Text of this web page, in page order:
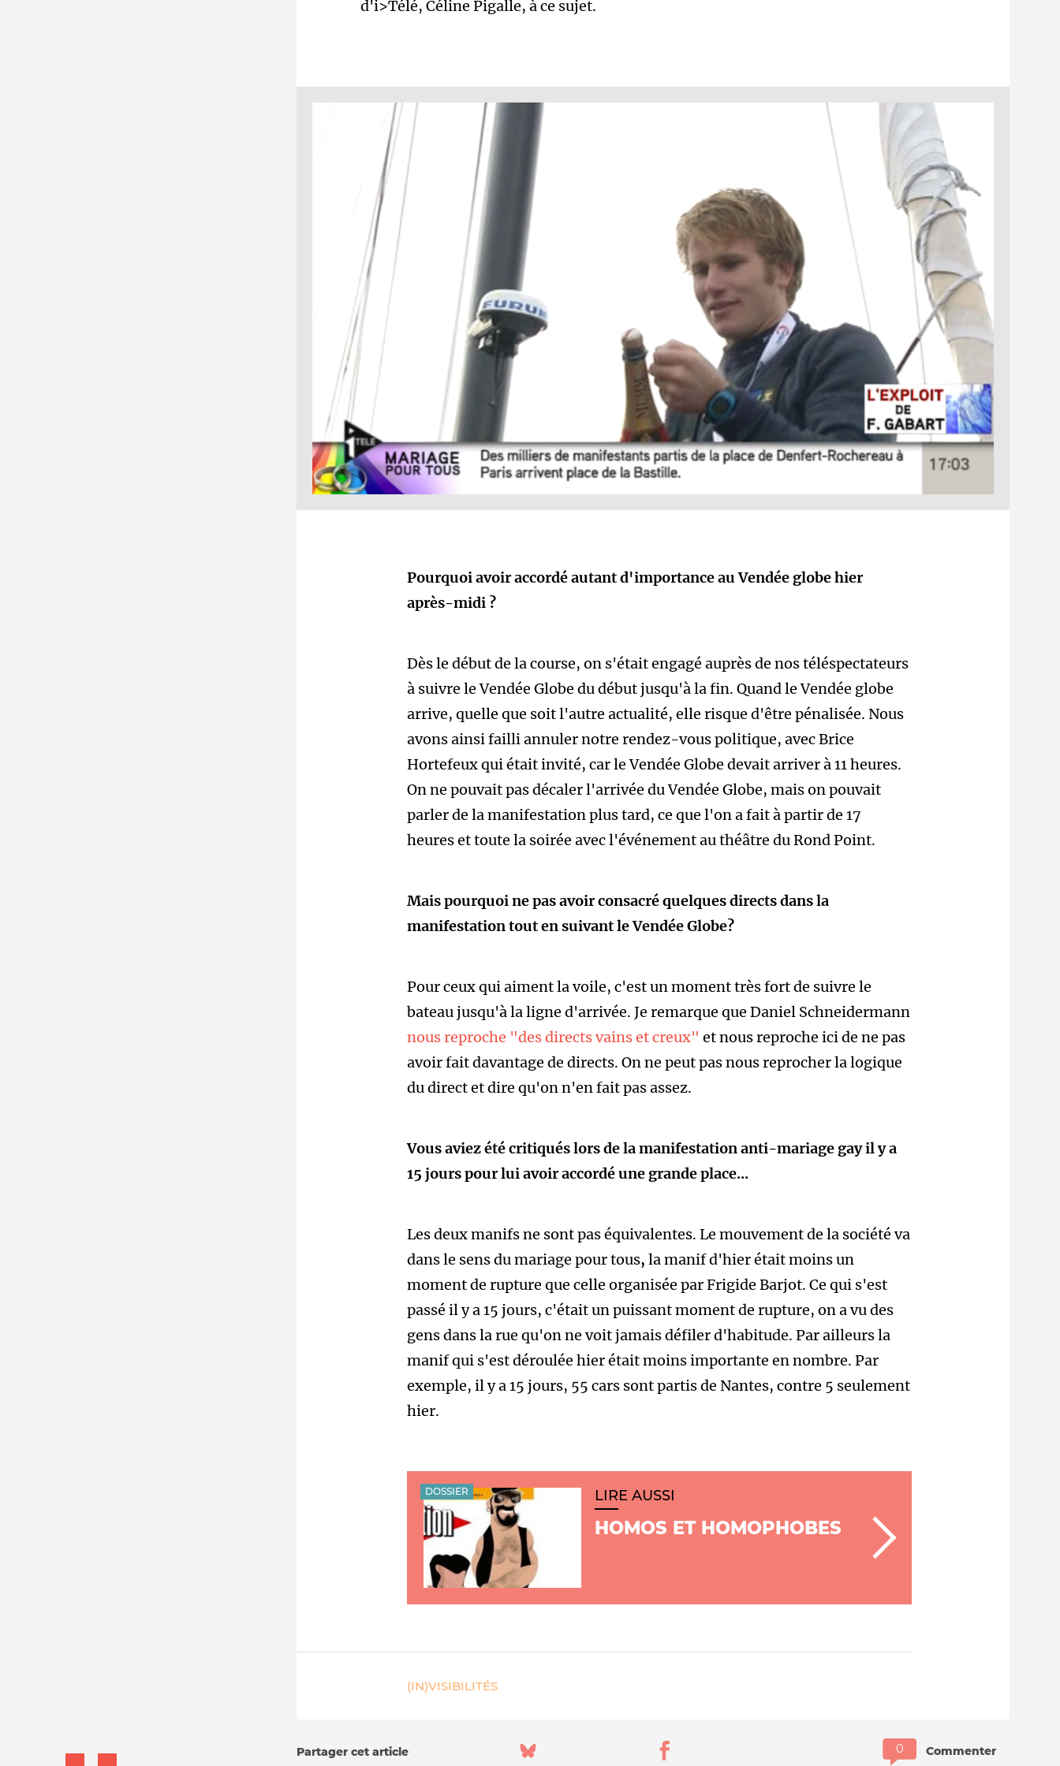
d'i>Télé, Céline Pigalle, à ce sujet.
Pourquoi avoir accordé autant d'importance au Vendée globe hier
après-midi ?
Dès le début de la course, on s'était engagé auprès de nos téléspectateurs
à suivre le Vendée Globe du début jusqu'à la fin. Quand le Vendée globe
arrive, quelle que soit l'autre actualité, elle risque d'être pénalisée. Nous
avons ainsi failli annuler notre rendez-vous politique, avec Brice
Hortefeux qui était invité, car le Vendée Globe devait arriver à 11 heures.
On ne pouvait pas décaler l'arrivée du Vendée Globe, mais on pouvait
parler de la manifestation plus tard, ce que l'on a fait à partir de 17
heures et toute la soirée avec l'événement au théâtre du Rond Point.
Mais pourquoi ne pas avoir consacré quelques directs dans la
manifestation tout en suivant le Vendée Globe?
Pour ceux qui aiment la voile, c'est un moment très fort de suivre le
bateau jusqu'à la ligne d'arrivée. Je remarque que Daniel Schneidermann
nous reproche "des directs vains et creux" et nous reproche ici de ne pas
avoir fait davantage de directs. On ne peut pas nous reprocher la logique
du direct et dire qu'on n'en fait pas assez.
Vous aviez été critiqués lors de la manifestation anti-mariage gay il y a
15 jours pour lui avoir accordé une grande place...
Les deux manifs ne sont pas équivalentes. Le mouvement de la société va
dans le sens du mariage pour tous, la manif d'hier était moins un
moment de rupture que celle organisée par Frigide Barjot. Ce qui s'est
passé il y a 15 jours, c'était un puissant moment de rupture, on a vu des
gens dans la rue qu'on ne voit jamais défiler d'habitude. Par ailleurs la
manif qui s'est déroulée hier était moins importante en nombre. Par
exemple, il y a 15 jours, 55 cars sont partis de Nantes, contre 5 seulement
hier.
DOSSIER LIRE AUSSI
HOMOS ET HOMOPHOBES
(IN)VISIBILITÉS
Partager cet article Commenter